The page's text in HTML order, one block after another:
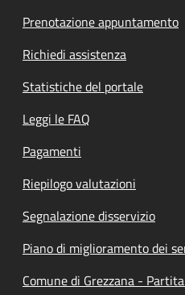
Prenotazione appuntamento
Richiedi assistenza
Statistiche del portale
Leggi le FAQ
Pagamenti
Riepilogo valutazioni
Segnalazione disservizio
Piano di miglioramento dei
Comune di Grezzana -